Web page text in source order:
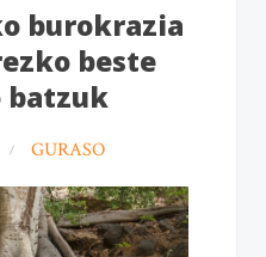
burokrazia
beste
batzuk
GURASO